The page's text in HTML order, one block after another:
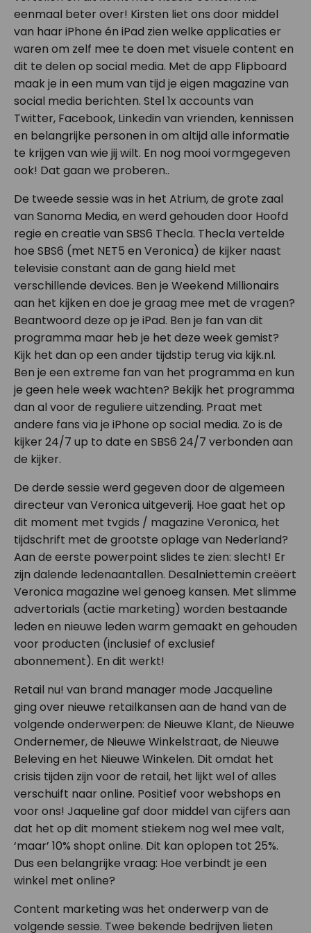
eenmaal beter over! Kirsten liet ons door middel
van haar iPhone én iPad zien welke applicaties er
waren om zelf mee te doen met visuele content en
dit te delen op social media. Met de app Flipboard
maak je in een mum van tijd je eigen magazine van
social media berichten. Stel 1x accounts van
Twitter, Facebook, Linkedin van vrienden, kennissen
en belangrijke personen in om altijd alle informatie
te krijgen van wie jij wilt. En nog mooi vormgegeven
ook! Dat gaan we proberen..
De tweede sessie was in het Atrium, de grote zaal
van Sanoma Media, en werd gehouden door Hoofd
regie en creatie van SBS6 Thecla. Thecla vertelde
hoe SBS6 (met NET5 en Veronica) de kijker naast
televisie constant aan de gang hield met
verschillende devices. Ben je Weekend Millionairs
aan het kijken en doe je graag mee met de vragen?
Beantwoord deze op je iPad. Ben je fan van dit
programma maar heb je het deze week gemist?
Kijk het dan op een ander tijdstip terug via kijk.nl.
Ben je een extreme fan van het programma en kun
je geen hele week wachten? Bekijk het programma
dan al voor de reguliere uitzending. Praat met
andere fans via je iPhone op social media. Zo is de
kijker 24/7 up to date en SBS6 24/7 verbonden aan
de kijker.
De derde sessie werd gegeven door de algemeen
directeur van Veronica uitgeverij. Hoe gaat het op
dit moment met tvgids / magazine Veronica, het
tijdschrift met de grootste oplage van Nederland?
Aan de eerste powerpoint slides te zien: slecht! Er
zijn dalende ledenaantallen. Desalniettemin creëert
Veronica magazine wel genoeg kansen. Met slimme
advertorials (actie marketing) worden bestaande
leden en nieuwe leden warm gemaakt en gehouden
voor producten (inclusief of exclusief
abonnement). En dit werkt!
Retail nu! van brand manager mode Jacqueline
ging over nieuwe retailkansen aan de hand van de
volgende onderwerpen: de Nieuwe Klant, de Nieuwe
Ondernemer, de Nieuwe Winkelstraat, de Nieuwe
Beleving en het Nieuwe Winkelen. Dit omdat het
crisis tijden zijn voor de retail, het lijkt wel of alles
verschuift naar online. Positief voor webshops en
voor ons! Jaqueline gaf door middel van cijfers aan
dat het op dit moment stiekem nog wel mee valt,
‘maar’ 10% shopt online. Dit kan oplopen tot 25%.
Dus een belangrijke vraag: Hoe verbindt je een
winkel met online?
Content marketing was het onderwerp van de
volgende sessie. Twee bekende bedrijven lieten